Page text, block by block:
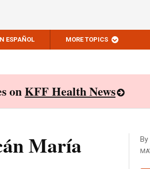
ESPAÑOL MORE TOPICS
onKFF Health News
María
By